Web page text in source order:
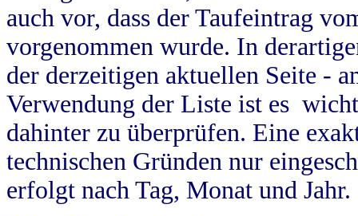
auch vor, dass der Taufeintrag
vorgenommen wurde. In
der derzeitigen aktuellen Seite -
Verwendung der Liste ist es
dahinter zu überprüfen. Eine
technischen Gründen nur
erfolgt nach Tag, Monat und Jahr.